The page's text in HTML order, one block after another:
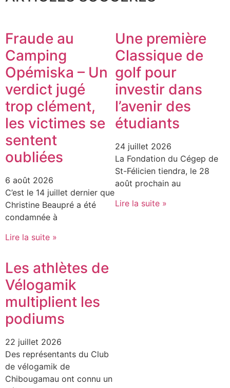
Fraude au
Camping
Opémiska – Un
verdict jugé
trop clément,
les victimes se
sentent
oubliées
6 août 2026
C’est le 14 juillet dernier que
Christine Beaupré a été
condamnée à
Lire la suite »
Une première
Classique de
golf pour
investir dans
l’avenir des
étudiants
24 juillet 2026
La Fondation du Cégep de
St-Félicien tiendra, le 28
août prochain au
Lire la suite »
Les athlètes de
Vélogamik
multiplient les
podiums
22 juillet 2026
Des représentants du Club
de vélogamik de
Chibougamau ont connu un